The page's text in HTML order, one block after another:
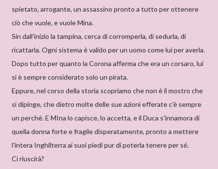
spietato, arrogante, un assassino pronto a tutto per ottenere
ciò che vuole, e vuole Mina.
Sin dall'inizio la tampina, cerca di corromperla, di sedurla, di
ricattarla. Ogni sistema è valido per un uomo come lui per averla.
Dopo tutto per quanto la Corona afferma che era un corsaro, lui
si è sempre considerato solo un pirata.
Eppure, nel corso della storia scopriamo che non è il mostro che
si dipinge, che dietro molte delle sue azioni efferate c'è sempre
un perchè. E MIna lo capisce, lo accetta, e il Duca s'innamora di
quella donna forte e fragile disperatamente, pronto a mettere
l'intera Inghilterra ai suoi piedi pur di poterla tenere per sé.
Ci riuscirà?